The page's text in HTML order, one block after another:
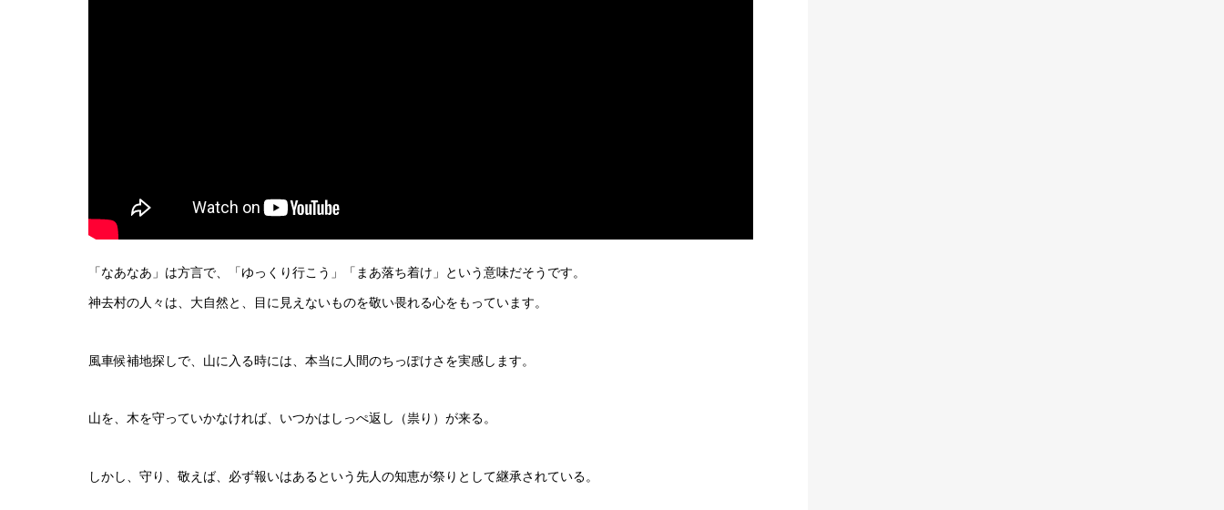
「なあなあ」は方言で、「ゆっくり行こう」「まあ落ち着け」という意味だそうです。
神去村の人々は、大自然と、目に見えないものを敬い畏れる心をもっています。
風車候補地探しで、山に入る時には、本当に人間のちっぽけさを実感します。
山を、木を守っていかなければ、いつかはしっぺ返し（祟り）が来る。
しかし、守り、敬えば、必ず報いはあるという先人の知恵が祭りとして継承されている。